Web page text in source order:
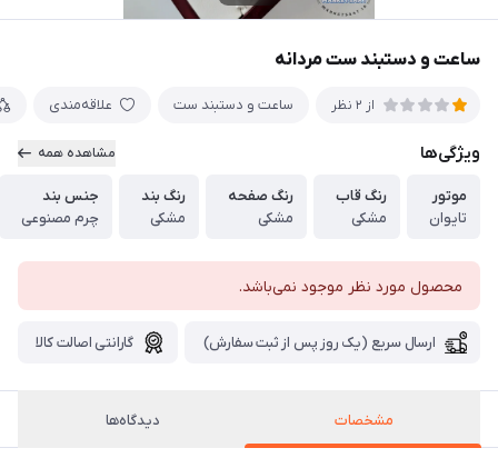
ساعت و دستبند ست مردانه
از 2 نظر ساعت و دستبند ست علاقه‌مندی
ویژگی‌ها مشاهده همه
موتور
تایوان
رنگ قاب
مشکی
رنگ صفحه
مشکی
رنگ بند
مشکی
جنس بند
چرم مصنوعی
محصول مورد نظر موجود نمی‌باشد.
ارسال سریع (یک روز پس از ثبت سفارش) گارانتی اصالت کالا
مشخصات دیدگاه‌ها